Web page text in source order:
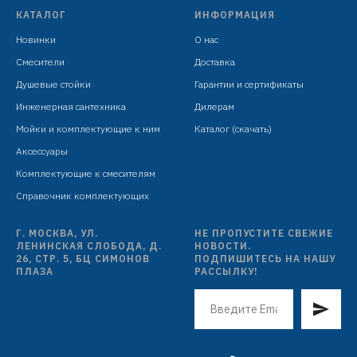
аксессуаров
индивидуальная упаковка: мешок из нетканого
материала
мастер коробка: усиленный картон (4 мойки)
КАТАЛОГ
Новинки
Смесители
Душевые стойки
Инженерная сантехника
Мойки и комплектующие к ним
Аксессуары
Комплектующие к смесителям
Справочник комплектующих
ИНФОРМАЦИЯ
О нас
Доставка
Гарантии и сертификаты
Дилерам
Каталог (скачать)
Г. МОСКВА, УЛ.
ЛЕНИНСКАЯ СЛОБОДА, Д.
26, СТР. 5, БЦ СИМОНОВ
ПЛАЗА
НЕ ПРОПУСТИТЕ СВЕЖИЕ
НОВОСТИ.
ПОДПИШИТЕСЬ НА НАШУ
РАССЫЛКУ!